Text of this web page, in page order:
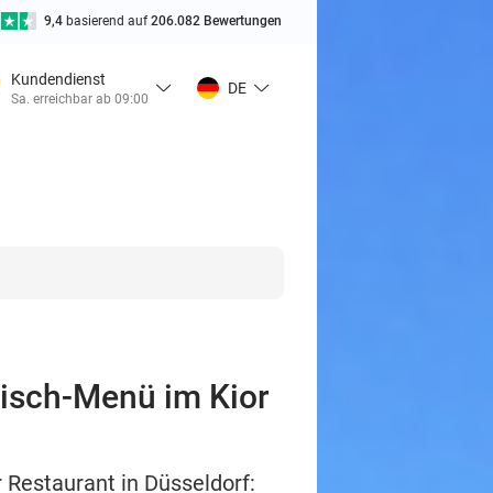
9,4 basierend auf206.082 Bewertungen
Kundendienst
Sa. erreichbar ab 09:00
DE
Menü im Kior
in Düsseldorf: